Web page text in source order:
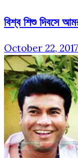
বিশ্ব শিশু দিবসে
October 22, 2017